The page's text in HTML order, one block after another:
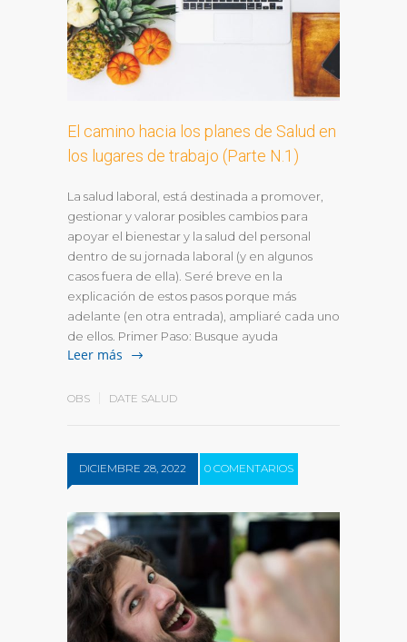
El camino hacia los planes de Salud en
los lugares de trabajo (Parte N.1)
La salud laboral, está destinada a promover,
gestionar y valorar posibles cambios para
apoyar el bienestar y la salud del personal
dentro de su jornada laboral (y en algunos
casos fuera de ella). Seré breve en la
explicación de estos pasos porque más
adelante (en otra entrada), ampliaré cada uno
de ellos. Primer Paso: Busque ayuda
Leer más
OBS DATE SALUD
DICIEMBRE 28, 2022 0 COMENTARIOS